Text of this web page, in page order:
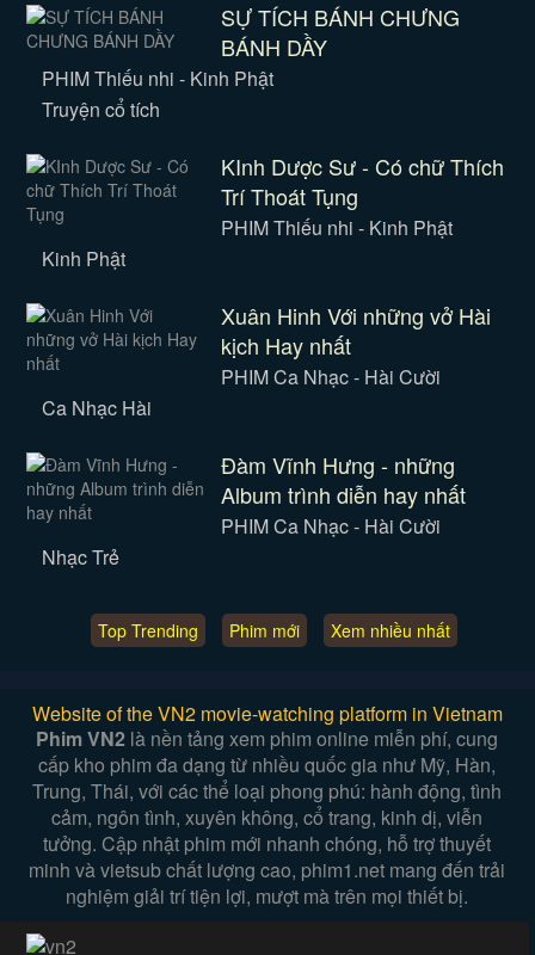
SỰ TÍCH BÁNH CHƯNG
BÁNH DẦY
PHIM Thiếu nhi - Kinh Phật
Truyện cổ tích
KInh Dược Sư - Có chữ Thích
Trí Thoát Tụng
PHIM Thiếu nhi - Kinh Phật
Kinh Phật
Xuân Hinh Với những vở Hài
kịch Hay nhất
PHIM Ca Nhạc - Hài Cười
Ca Nhạc Hài
Đàm Vĩnh Hưng - những
Album trình diễn hay nhất
PHIM Ca Nhạc - Hài Cười
Nhạc Trẻ
Top Trending Phim mới Xem nhiều nhất
Website of the VN2 movie-watching platform in Vietnam
Phim VN2 là nền tảng xem phim online miễn phí, cung
cấp kho phim đa dạng từ nhiều quốc gia như Mỹ, Hàn,
Trung, Thái, với các thể loại phong phú: hành động, tình
cảm, ngôn tình, xuyên không, cổ trang, kinh dị, viễn
tưởng. Cập nhật phim mới nhanh chóng, hỗ trợ thuyết
minh và vietsub chất lượng cao, phim1.net mang đến trải
nghiệm giải trí tiện lợi, mượt mà trên mọi thiết bị.